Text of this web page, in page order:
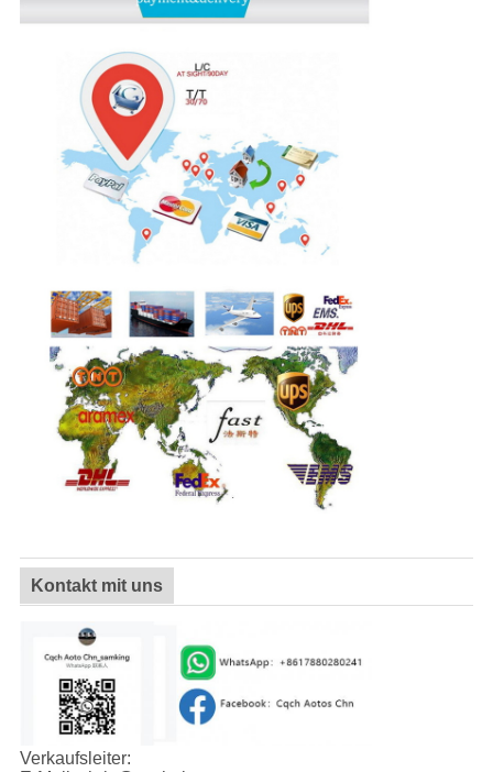
Kontakt mit uns
Verkaufsleiter: